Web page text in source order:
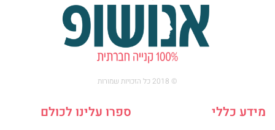
© 2018 כל הזכויות שמורות
מידע כללי ספרו עלינו לכולם